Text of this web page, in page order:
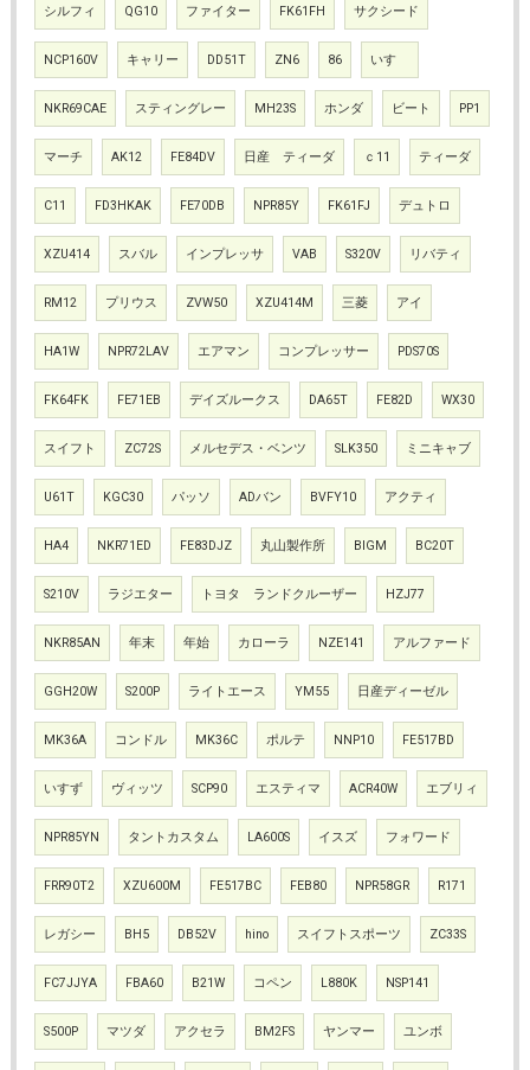
シルフィ QG10 ファイター FK61FH サクシード
NCP160V キャリー DD51T ZN6 86 いすゞ
NKR69CAE スティングレー MH23S ホンダ ビート PP1
マーチ AK12 FE84DV 日産 ティーダ ｃ11 ティーダ
C11 FD3HKAK FE70DB NPR85Y FK61FJ デュトロ
XZU414 スバル インプレッサ VAB S320V リバティ
RM12 プリウス ZVW50 XZU414M 三菱 アイ
HA1W NPR72LAV エアマン コンプレッサー PDS70S
FK64FK FE71EB デイズルークス DA65T FE82D WX30
スイフト ZC72S メルセデス・ベンツ SLK350 ミニキャブ
U61T KGC30 パッソ ADバン BVFY10 アクティ
HA4 NKR71ED FE83DJZ 丸山製作所 BIGM BC20T
S210V ラジエター トヨタ ランドクルーザー HZJ77
NKR85AN 年末 年始 カローラ NZE141 アルファード
GGH20W S200P ライトエース YM55 日産ディーゼル
MK36A コンドル MK36C ポルテ NNP10 FE517BD
いすず ヴィッツ SCP90 エスティマ ACR40W エブリィ
NPR85YN タントカスタム LA600S イスズ フォワード
FRR90T2 XZU600M FE517BC FEB80 NPR58GR R171
レガシー BH5 DB52V hino スイフトスポーツ ZC33S
FC7JJYA FBA60 B21W コペン L880K NSP141
S500P マツダ アクセラ BM2FS ヤンマー ユンボ